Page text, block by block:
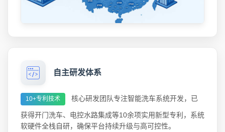
自主研发体系
10+专利技术 核心研发团队专注智能洗车系统开发，已
获得开门洗车、电控水路集成等10余项实用新型专利，系统
软硬件全栈自研，确保平台持续升级与高可控性。